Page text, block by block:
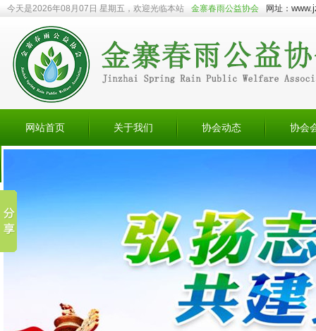
今天是2026年08月07日 星期五，欢迎光临本站 金寨春雨公益协会 网址：
网站首页 关于我们 协会动态 协会